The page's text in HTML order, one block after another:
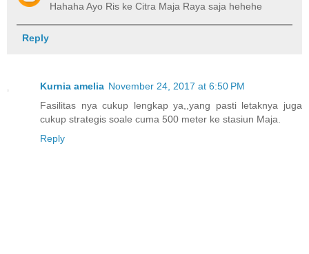
Hahaha Ayo Ris ke Citra Maja Raya saja hehehe
Reply
Kurnia amelia November 24, 2017 at 6:50 PM
Fasilitas nya cukup lengkap ya,,yang pasti letaknya juga
cukup strategis soale cuma 500 meter ke stasiun Maja.
Reply